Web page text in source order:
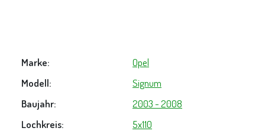
Marke:
Opel
Modell:
Signum
Baujahr:
2003 - 2008
Lochkreis:
5x110